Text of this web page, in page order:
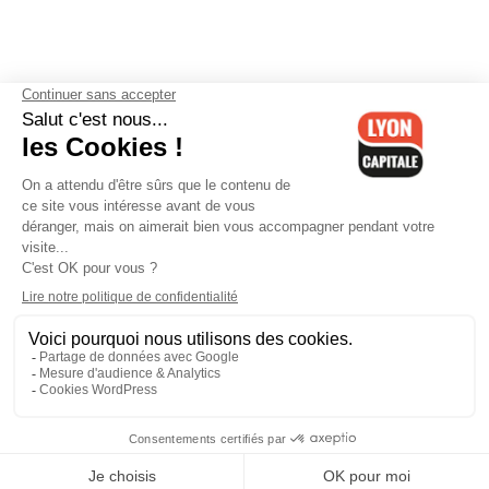
Contactez-nous-Mentions légales-CGV-Politique de
confidentialité-Gestion des cookies
Cedex 06